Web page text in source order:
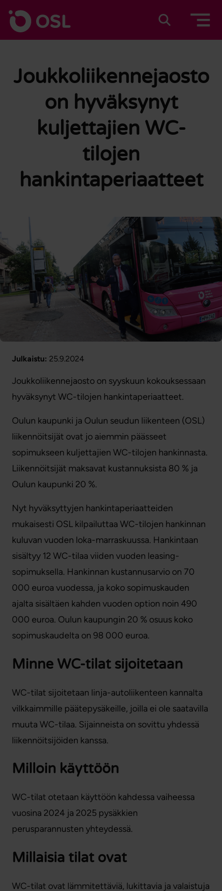
Etusivulle
Joukkoliikennejaosto
on hyväksynyt
kuljettajien WC-
tilojen
hankintaperiaatteet
Julkaistu: 25.9.2024
Joukkoliikennejaosto on syyskuun kokouksessaan
hyväksynyt WC-tilojen hankintaperiaatteet.
Oulun kaupunki ja Oulun seudun liikenteen (OSL)
liikennöitsijät ovat jo aiemmin päässeet
sopimukseen kuljettajien WC-tilojen hankinnasta.
Liikennöitsijät maksavat kustannuksista 80 % ja
Oulun kaupunki 20 %.
Nyt hyväksyttyjen hankintaperiaatteiden
mukaisesti OSL kilpailuttaa WC-tilojen hankinnan
kuluvan vuoden loka-marraskuussa. Hankintaan
sisältyy 12 WC-tilaa viiden vuoden leasing-
sopimuksella. Hankinnan kustannusarvio on 70
000 euroa vuodessa, ja koko sopimuskauden
ajalta sisältäen kahden vuoden option noin 490
000 euroa. Oulun kaupungin 20 % osuus koko
sopimuskaudelta on 98 000 euroa.
Minne WC-tilat sijoitetaan
WC-tilat sijoitetaan linja-autoliikenteen kannalta
vilkkaimmille päätepysäkeille, joilla ei ole saatavilla
muuta WC-tilaa. Sijainneista on sovittu yhdessä
liikennöitsijöiden kanssa.
Milloin käyttöön
WC-tilat otetaan käyttöön kahdessa vaiheessa
vuosina 2024 ja 2025 pysäkkien
perusparannusten yhteydessä.
Millaisia tilat ovat
WC-tilat ovat lämmitettäviä, lukittavia ja valaistuja